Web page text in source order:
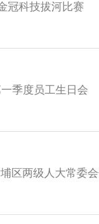
冠科技拔河比赛
季度员工生日会
区两级人大常委